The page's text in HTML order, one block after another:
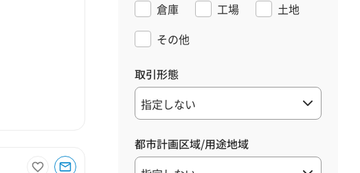
倉庫
工場
土地
その他
取引形態
都市計画区域/用途地域